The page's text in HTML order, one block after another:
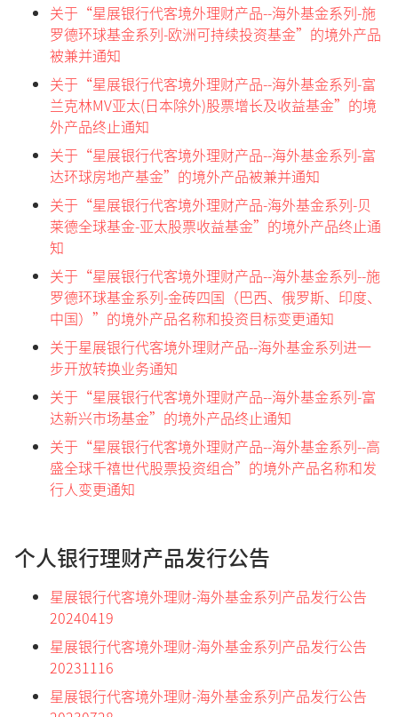
关于“星展银行代客境外理财产品--海外基金系列-施
罗德环球基金系列-欧洲可持续投资基金”的境外产品
被兼并通知
关于“星展银行代客境外理财产品--海外基金系列-富
兰克林MV亚太(日本除外)股票增长及收益基金”的境
外产品终止通知
关于“星展银行代客境外理财产品--海外基金系列-富
达环球房地产基金”的境外产品被兼并通知
关于“星展银行代客境外理财产品-海外基金系列-贝
莱德全球基金-亚太股票收益基金”的境外产品终止通
知
关于“星展银行代客境外理财产品--海外基金系列--施
罗德环球基金系列-金砖四国（巴西、俄罗斯、印度、
中国）”的境外产品名称和投资目标变更通知
关于星展银行代客境外理财产品--海外基金系列进一
步开放转换业务通知
关于“星展银行代客境外理财产品--海外基金系列-富
达新兴市场基金”的境外产品终止通知
关于“星展银行代客境外理财产品--海外基金系列--高
盛全球千禧世代股票投资组合”的境外产品名称和发
行人变更通知
个人银行理财产品发行公告
星展银行代客境外理财-海外基金系列产品发行公告
20240419
星展银行代客境外理财-海外基金系列产品发行公告
20231116
星展银行代客境外理财-海外基金系列产品发行公告